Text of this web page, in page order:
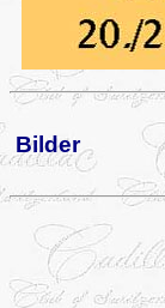
Bilder